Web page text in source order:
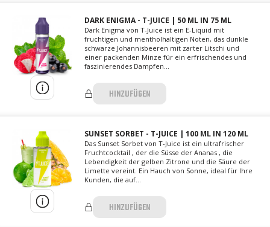
DARK ENIGMA - T-JUICE | 50 ML IN 75 ML
Dark Enigma von T-Juice ist ein E-Liquid mit
fruchtigen und mentholhaltigen Noten, das dunkle
schwarze Johannisbeeren mit zarter Litschi und
einer packenden Minze für ein erfrischendes und
faszinierendes Dampfen...
HINZUFÜGEN
SUNSET SORBET - T-JUICE | 100 ML IN 120 ML
Das Sunset Sorbet von T-Juice ist ein ultrafrischer
Fruchtcocktail , der die Süsse der Ananas , die
Lebendigkeit der gelben Zitrone und die Säure der
Limette vereint. Ein Hauch von Sonne, ideal für Ihre
Kunden, die auf...
HINZUFÜGEN